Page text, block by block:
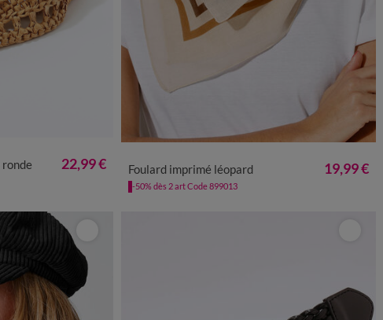
22,99 € Foulard imprimé léopard 19,99 €
-50% dès 2 art Code 899013